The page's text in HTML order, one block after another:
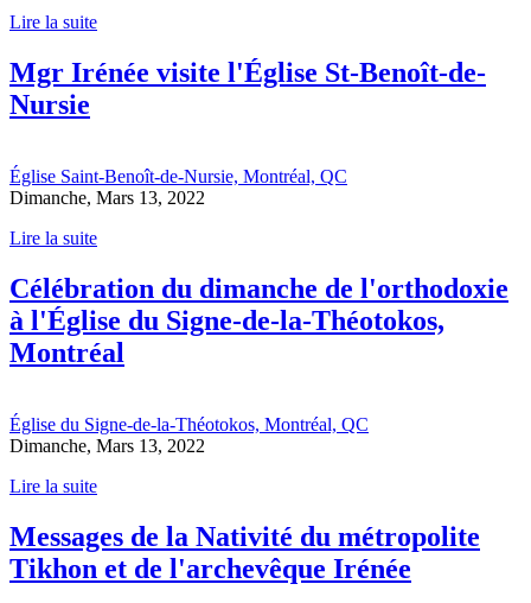
Lire la suite
Mgr Irénée visite l'Église St-Benoît-de-
Nursie
Église Saint-Benoît-de-Nursie, Montréal, QC
Dimanche, Mars 13, 2022
Lire la suite
Célébration du dimanche de l'orthodoxie
à l'Église du Signe-de-la-Théotokos,
Montréal
Église du Signe-de-la-Théotokos, Montréal, QC
Dimanche, Mars 13, 2022
Lire la suite
Messages de la Nativité du métropolite
Tikhon et de l'archevêque Irénée